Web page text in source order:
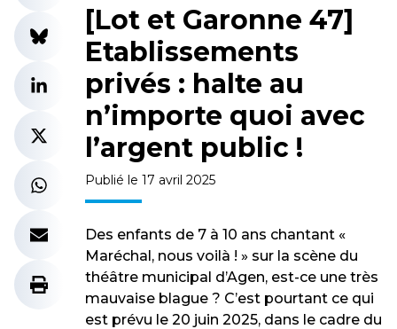
[Lot et Garonne 47]
Etablissements
privés : halte au
n’importe quoi avec
l’argent public !
Publié le 17 avril 2025
Des enfants de 7 à 10 ans chantant «
Maréchal, nous voilà ! » sur la scène du
théâtre municipal d’Agen, est-ce une très
mauvaise blague ? C’est pourtant ce qui
est prévu le 20 juin 2025, dans le cadre du